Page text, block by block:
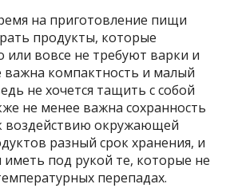
на приготовление пищи
продукты, которые
или вовсе не требуют варки и
важна компактность и малый
не хочется тащить с собой
не менее важна сохранность
воздействию окружающей
разный срок хранения, и
иметь под рукой те, которые не
перепадах.